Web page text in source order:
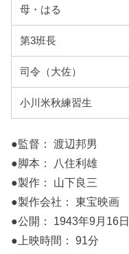
母・はる
第3班長
司令（大佐）
小川米秋練習生
●監督： 渡辺邦男
●脚本： 八住利雄
●製作： 山下良三
●製作会社： 東宝映画
●公開： 1943年9月16日
●上映時間： 91分